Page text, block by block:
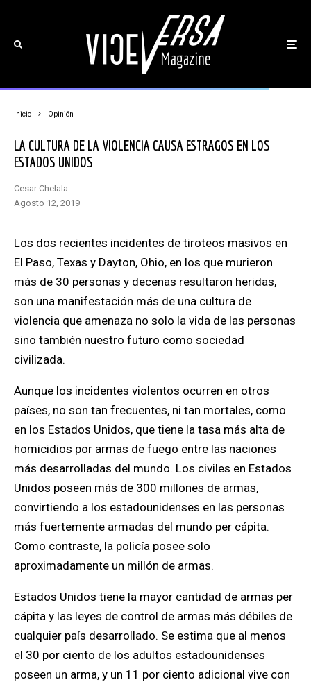
Inicio Opinión
LA CULTURA DE LA VIOLENCIA CAUSA ESTRAGOS EN LOS
ESTADOS UNIDOS
Cesar Chelala
agosto 12, 2019
Los dos recientes incidentes de tiroteos masivos en
El Paso, Texas y Dayton, Ohio, en los que murieron
más de 30 personas y decenas resultaron heridas,
son una manifestación más de una cultura de
violencia que amenaza no solo la vida de las personas
sino también nuestro futuro como sociedad
civilizada.
Aunque los incidentes violentos ocurren en otros
países, no son tan frecuentes, ni tan mortales, como
en los Estados Unidos, que tiene la tasa más alta de
homicidios por armas de fuego entre las naciones
más desarrolladas del mundo. Los civiles en Estados
Unidos poseen más de 300 millones de armas,
convirtiendo a los estadounidenses en las personas
más fuertemente armadas del mundo per cápita.
Como contraste, la policía posee solo
aproximadamente un millón de armas.
Estados Unidos tiene la mayor cantidad de armas per
cápita y las leyes de control de armas más débiles de
cualquier país desarrollado. Se estima que al menos
el 30 por ciento de los adultos estadounidenses
poseen un arma, y ​​un 11 por ciento adicional vive con